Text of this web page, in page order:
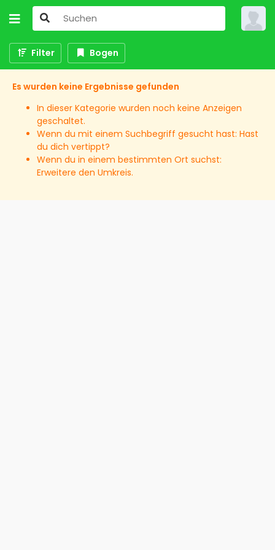
Filter Bogen
Es wurden keine Ergebnisse gefunden
In dieser Kategorie wurden noch keine Anzeigen
geschaltet.
Wenn du mit einem Suchbegriff gesucht hast: Hast
du dich vertippt?
Wenn du in einem bestimmten Ort suchst:
Erweitere den Umkreis.